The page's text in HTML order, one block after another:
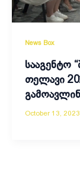
News Box
სააგენტო
თელავი
October 13, 2023